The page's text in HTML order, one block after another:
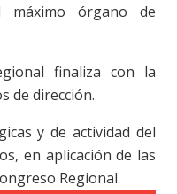
máximo órgano de
finaliza con la
de dirección.
y de actividad del
en aplicación de las
Regional.